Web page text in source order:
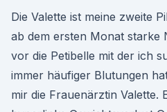
Die Valette ist meine zweite
ab dem ersten Monat starke
vor die Petibelle mit der ich
immer häufiger Blutungen
mir die Frauenärztin Valette.